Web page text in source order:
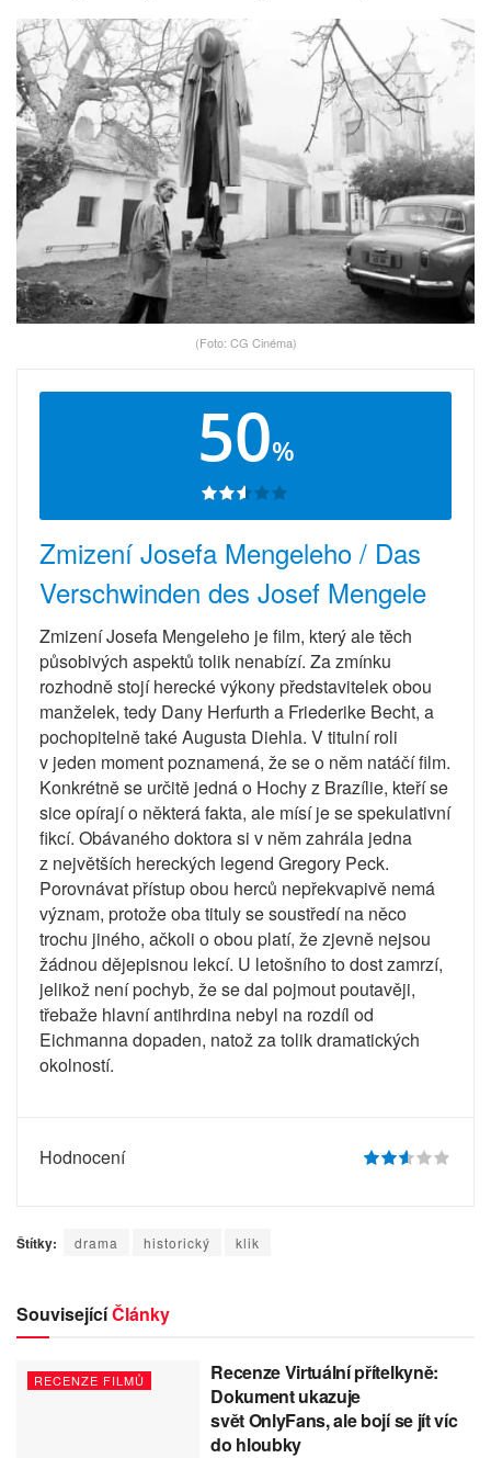
(Foto: CG Cinéma)
50%
Zmizení Josefa Mengeleho / Das
Verschwinden des Josef Mengele
Zmizení Josefa Mengeleho je film, který ale těch
působivých aspektů tolik nenabízí. Za zmínku
rozhodně stojí herecké výkony představitelek obou
manželek, tedy Dany Herfurth a Friederike Becht, a
pochopitelně také Augusta Diehla. V titulní roli
v jeden moment poznamená, že se o něm natáčí film.
Konkrétně se určitě jedná o Hochy z Brazílie, kteří se
sice opírají o některá fakta, ale mísí je se spekulativní
fikcí. Obávaného doktora si v něm zahrála jedna
z největších hereckých legend Gregory Peck.
Porovnávat přístup obou herců nepřekvapivě nemá
význam, protože oba tituly se soustředí na něco
trochu jiného, ačkoli o obou platí, že zjevně nejsou
žádnou dějepisnou lekcí. U letošního to dost zamrzí,
jelikož není pochyb, že se dal pojmout poutavěji,
třebaže hlavní antihrdina nebyl na rozdíl od
Eichmanna dopaden, natož za tolik dramatických
okolností.
Hodnocení
Štítky: drama historický klik
SouvisejícíČlánky
RECENZE FILMŮ
Recenze Virtuální přítelkyně:
Dokument ukazuje
svět OnlyFans, ale bojí se jít víc
do hloubky